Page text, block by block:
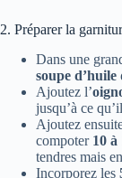
2. Préparer la
Dans une
soupe d’huile
Ajoutez l’
jusqu’à ce
Ajoutez
compoter 10 à
tendres mais
Incorporez les